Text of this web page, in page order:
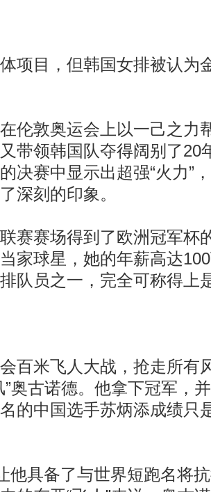
目，但韩国女排被认为
敦奥运会上以一己之力
带领韩国队夺得阔别了20
决赛中显示出超强“火力”
深刻的印象。
赛场得到了欧洲冠军杯
家球星，她的年薪高达
队员之一，完全可称得上
米飞人大战，抢走所有
”奥古诺德。他拿下冠军，
的中国选手苏炳添成绩只
具备了与世界短跑名将抗